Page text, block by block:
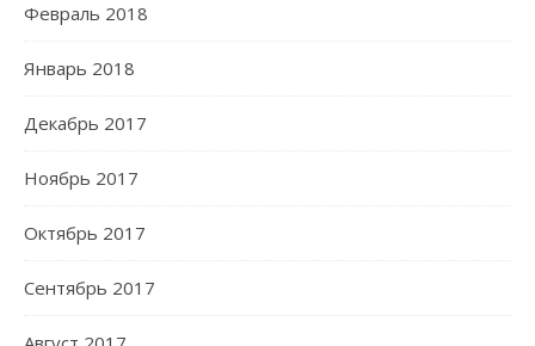
Февраль 2018
Январь 2018
Декабрь 2017
Ноябрь 2017
Октябрь 2017
Сентябрь 2017